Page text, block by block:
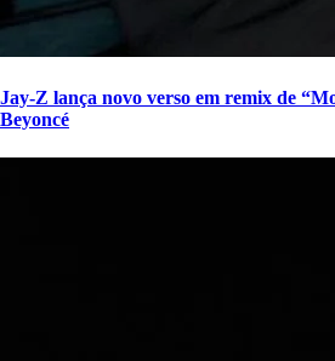
Jay-Z lança novo verso em remix de
Beyoncé